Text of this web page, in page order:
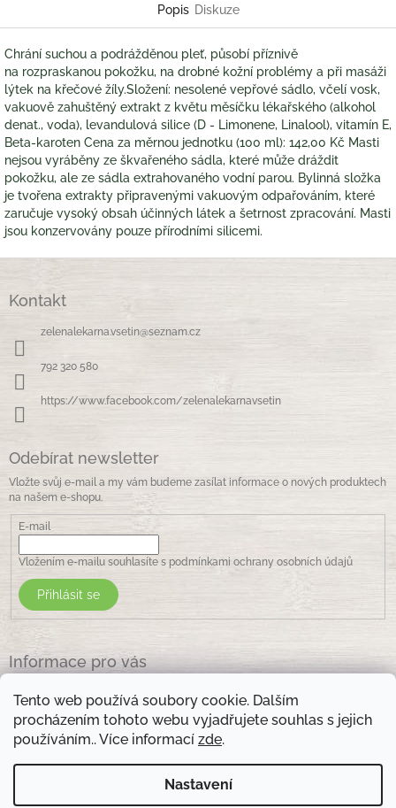
Tento web používá soubory cookie. Dalším
procházením tohoto webu vyjadřujete souhlas s jejich
používáním.. Více informací zde.
Nastavení
Popis Diskuze
Chrání suchou a podrážděnou pleť, působí příznivě
na rozpraskanou pokožku, na drobné kožní problémy a při masáži
lýtek na křečové žíly.Složení: nesolené vepřové sádlo, včelí vosk,
vakuově zahuštěný extrakt z květu měsíčku lékařského (alkohol
denat., voda), levandulová silice (D - Limonene, Linalool), vitamín E,
Beta-karoten Cena za měrnou jednotku (100 ml): 142,00 Kč Masti
nejsou vyráběny ze škvařeného sádla, které může dráždit
pokožku, ale ze sádla extrahovaného vodní parou. Bylinná složka
je tvořena extrakty připravenými vakuovým odpařováním, které
zaručuje vysoký obsah účinných látek a šetrnost zpracování. Masti
jsou konzervovány pouze přírodními silicemi.
Kontakt
zelenalekarna.vsetin@seznam.cz
792 320 580
https://www.facebook.com/zelenalekarnavsetin
Odebírat newsletter
Vložte svůj e-mail a my vám budeme zasílat informace o nových produktech
na našem e-shopu.
E-mail
Vložením e-mailu souhlasíte s podmínkami ochrany osobních údajů
Přihlásit se
Informace pro vás
Obchodní podmínky
Podmínky ochrany osobních údajů
Kontakty
Otevírací doba prodejny: pondělí - pátek - 8.30 -17.00 , sobota 9.00-11 .00